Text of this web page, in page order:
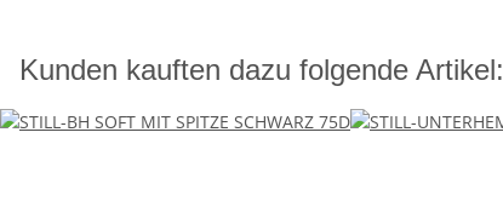
Kunden kauften dazu folgende Artikel: